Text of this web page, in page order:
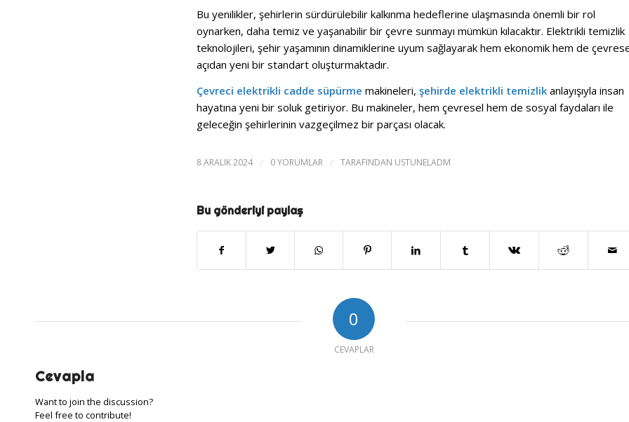
Bu yenilikler, şehirlerin sürdürülebilir kalkınma hedeflerine ulaşmasında önemli bir rol
oynarken, daha temiz ve yaşanabilir bir çevre sunmayı mümkün kılacaktır. Elektrikli temizlik
teknolojileri, şehir yaşamının dinamiklerine uyum sağlayarak hem ekonomik hem de
açıdan yeni bir standart oluşturmaktadır.
Çevreci elektrikli cadde süpürme makineleri, şehirde elektrikli temizlik anlayışıyla insan
hayatına yeni bir soluk getiriyor. Bu makineler, hem çevresel hem de sosyal faydaları ile
geleceğin şehirlerinin vazgeçilmez bir parçası olacak.
8 ARALIK 2024 / 0 YORUMLAR / TARAFINDAN USTUNELADM
Bu gönderiyi paylaş
0
CEVAPLAR
Cevapla
Want to join the discussion?
Feel free to contribute!